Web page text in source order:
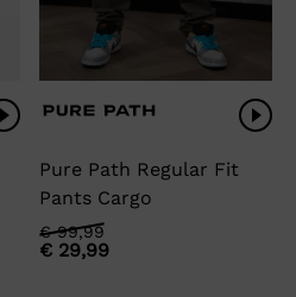
Pure Path Regular Fit
Pants Cargo
€99,99
Oorspronkelijke
prijs
€ 29,99
Huidige
prijs